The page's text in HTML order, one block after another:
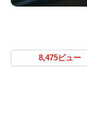
8,475ビュー